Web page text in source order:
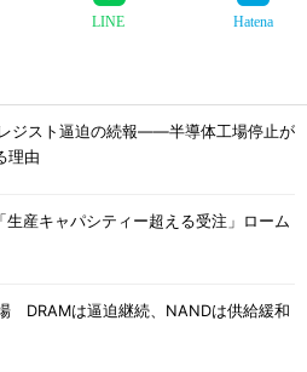
LINE Hatena
ジスト逼迫の続報――半導体工場停止が
理由
生産キャパシティー超える受注」ローム
DRAMは逼迫継続、NANDは供給緩和